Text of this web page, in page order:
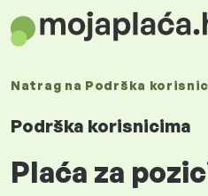
Natrag na Podrška
Podrška korisnicima
Plaća za